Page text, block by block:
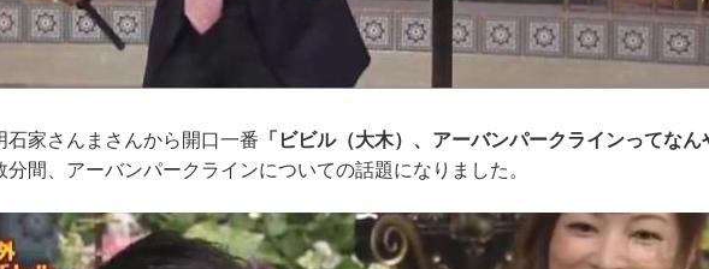
家さんまさんから開口一番 「ビビル（大木）、アーバンパークラインってなん
分間、アーバンパークラインについての話題になりました。